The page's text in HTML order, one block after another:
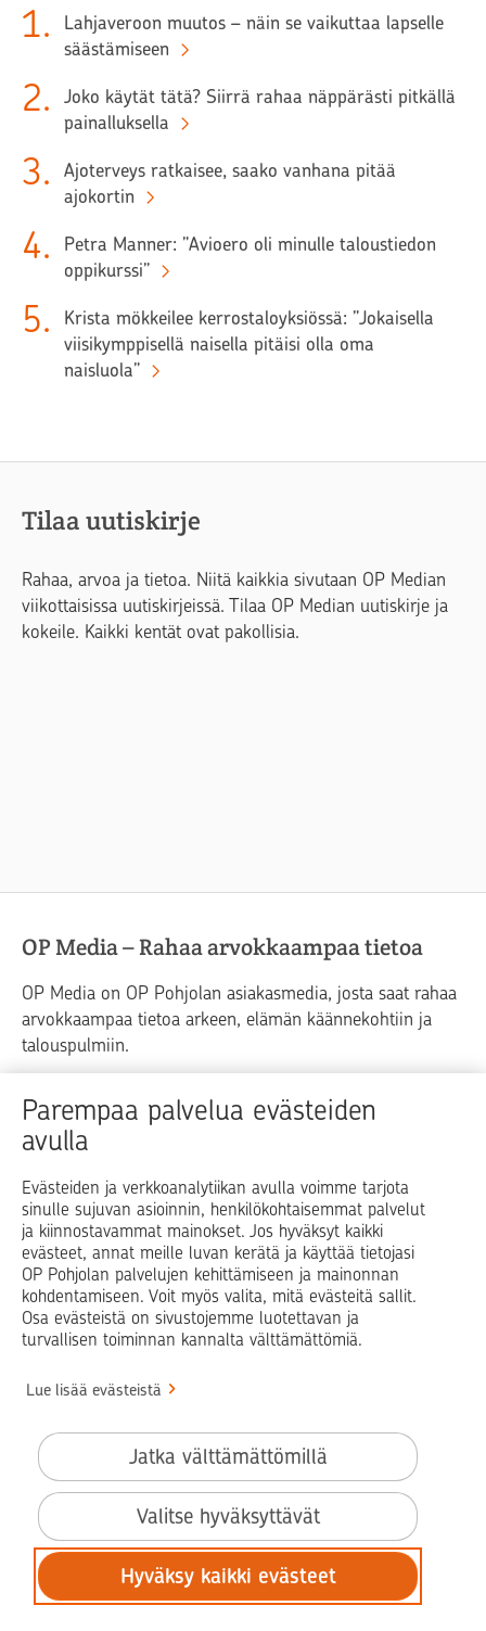
Parempaa palvelua evästeiden
avulla
Evästeiden ja verkkoanalytiikan avulla voimme tarjota
sinulle sujuvan asioinnin, henkilökohtaisemmat palvelut
ja kiinnostavammat mainokset. Jos hyväksyt kaikki
evästeet, annat meille luvan kerätä ja käyttää tietojasi
OP Pohjolan palvelujen kehittämiseen ja mainonnan
kohdentamiseen. Voit myös valita, mitä evästeitä sallit.
Osa evästeistä on sivustojemme luotettavan ja
turvallisen toiminnan kannalta välttämättömiä.
Lue lisää evästeistä
Hyväksy kaikki evästeet
Valitse hyväksyttävät
Jatka välttämättömillä
1.
Lahjaveroon muutos – näin se vaikuttaa lapselle
säästämiseen
2.
Joko käytät tätä? Siirrä rahaa näppärästi pitkällä
painalluksella
3.
Ajoterveys ratkaisee, saako vanhana pitää
ajokortin
4.
Petra Manner: ”Avioero oli minulle taloustiedon
oppikurssi”
5.
Krista mökkeilee kerrostaloyksiössä: ”Jokaisella
viisikymppisellä naisella pitäisi olla oma
naisluola”
Tilaa uutiskirje
Rahaa, arvoa ja tietoa. Niitä kaikkia sivutaan OP Median
viikottaisissa uutiskirjeissä. Tilaa OP Median uutiskirje ja
kokeile. Kaikki kentät ovat pakollisia.
OP Media – Rahaa arvokkaampaa tietoa
OP Media on OP Pohjolan asiakasmedia, josta saat rahaa
arvokkaampaa tietoa arkeen, elämän käännekohtiin ja
talouspulmiin.
Raha Elämä
Yrityselämä
Blogit ja puheenvuorot
Op.fi OP Koti Pohjola Vahinkoapu
Facebook
X LinkedInInstagram
Käyttöehdot
Saavutettavuusseloste
Evästeiden käyttö
Tilaa uutiskirje
Tietosuoja